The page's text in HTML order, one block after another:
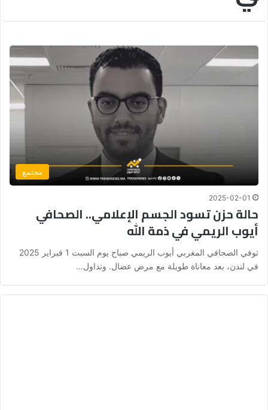
مجتمع
2025-02-01
حالة حزن تسود الجسم الإعلامي.. الصحافي
أيوب الريمي في ذمة الله
توفي الصحافي المغربي أيوب الريمي صباح يوم السبت 1 فبراير 2025
في لندن، بعد معاناة طويلة مع مرض عضال. وتداول…